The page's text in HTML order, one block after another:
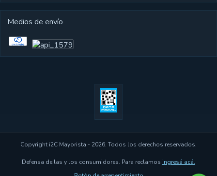
Medios de envío
Copyright i2C Mayorista - 2026. Todos los derechos reservados.
Defensa de las y los consumidores. Para reclamos ingresá acá.